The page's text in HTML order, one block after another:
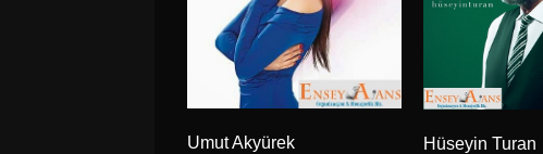
Umut Akyürek Hüseyin Turan